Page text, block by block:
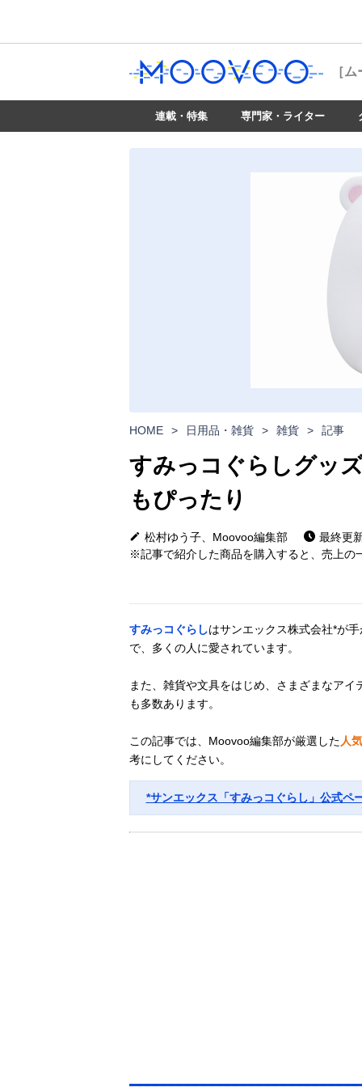
［
連載・特集 専門家・ライター
HOME > 日用品・雑貨 > 雑貨 > 記事
すみっコぐらしグッ
もぴったり
松村ゆう子、Moovoo編集部
最終更
※記事で紹介した商品を購入すると、売上の
すみっコぐらしはサンエックス株式会社*が
で、多くの人に愛されています。
また、雑貨や文具をはじめ、さまざまなア
も多数あります。
この記事では、Moovoo編集部が厳選した 人
考にしてください。
*サンエックス「すみっコぐらし」公式ペ